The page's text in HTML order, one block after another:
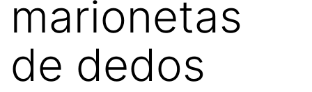
marionetas
de dedos